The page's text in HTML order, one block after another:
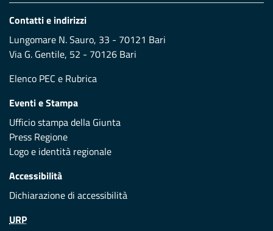
Contatti e indirizzi
Lungomare N. Sauro, 33 - 70121 Bari
Via G. Gentile, 52 - 70126 Bari
Elenco PEC e Rubrica
Eventi e Stampa
Ufficio stampa della Giunta
Press Regione
Logo e identità regionale
Accessibilità
Dichiarazione di accessibilità
URP